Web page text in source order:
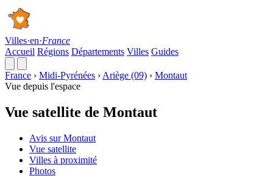
Villes·en·France
Accueil Régions Départements Villes Guides
France › Midi-Pyrénées › Ariège (09) › Montaut
Vue depuis l'espace
Vue satellite de Montaut
Avis sur Montaut
Vue satellite
Villes à proximité
Photos